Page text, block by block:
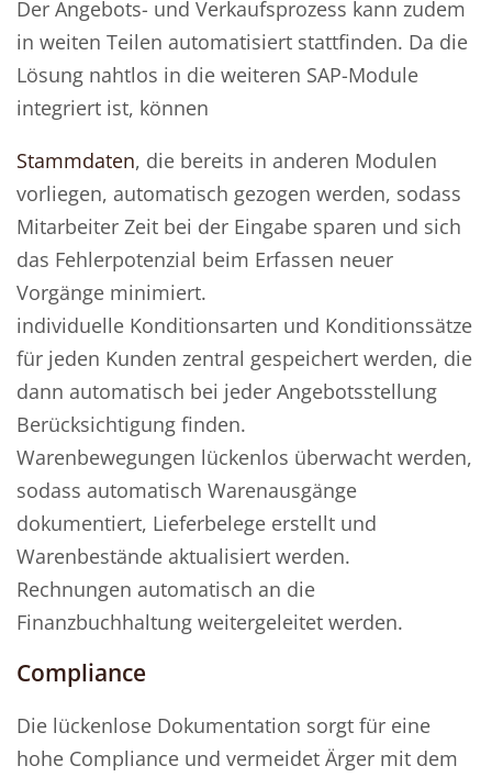
Der Angebots- und Verkaufsprozess kann zudem
in weiten Teilen automatisiert stattfinden. Da die
Lösung nahtlos in die weiteren SAP-Module
integriert ist, können
Stammdaten, die bereits in anderen Modulen
vorliegen, automatisch gezogen werden, sodass
Mitarbeiter Zeit bei der Eingabe sparen und sich
das Fehlerpotenzial beim Erfassen neuer
Vorgänge minimiert.
individuelle Konditionsarten und Konditionssätze
für jeden Kunden zentral gespeichert werden, die
dann automatisch bei jeder Angebotsstellung
Berücksichtigung finden.
Warenbewegungen lückenlos überwacht werden,
sodass automatisch Warenausgänge
dokumentiert, Lieferbelege erstellt und
Warenbestände aktualisiert werden.
Rechnungen automatisch an die
Finanzbuchhaltung weitergeleitet werden.
Compliance
Die lückenlose Dokumentation sorgt für eine
hohe Compliance und vermeidet Ärger mit dem